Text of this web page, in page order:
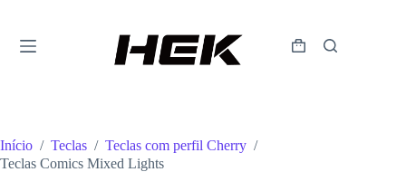
Início / Teclas / Teclas com perfil Cherry /
Teclas Comics Mixed Lights